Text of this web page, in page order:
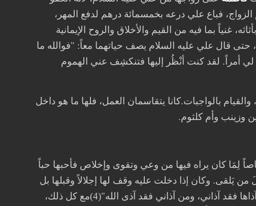
فباع علي درعه بخمسمائة درهم لدفع المهر،
هذا البيت المتواضع بأثاثه، غنياً بما فيه من القيم والأخلاق والروح الإيمانية
حتى قال علي عليه السلام يصف حياتهما معاً: "فوالله ما
لي أمراً. لقد كنت أنْظُر إليها فتنكشِف عني الهموم
بالواجبات.كانا يتقاسمان العمل، فلها ما هو داخل
وزينب وأم كلثوم.
لِمَا كان يراه فيها من وعي وتقوى وإخلاص فأحبها حباً
يَلقى. وكان إذا دخلت عليه وقف لها إجلالاً وقبلها بل
ربما قبل يدها. وكان صلى الله عليه وآله وسلم يقول: "فاطمةُ بضعةٌ مني من آذاها فقد آذاني، ومن آذاني فقد آذى الله"(4)مع كل ذلك،